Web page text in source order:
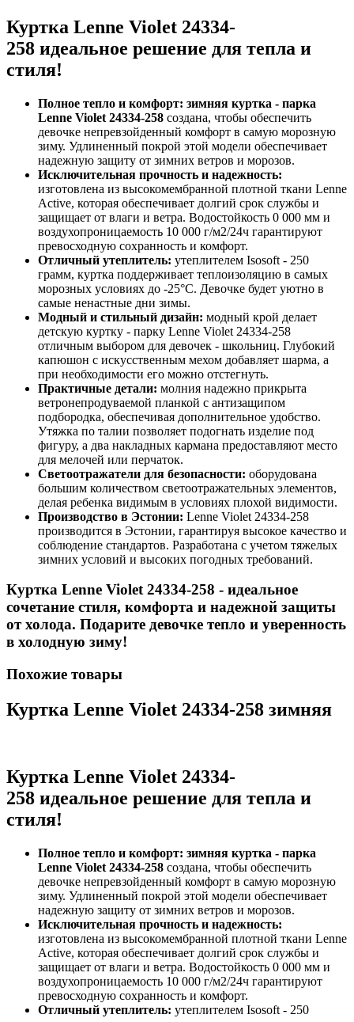
Куртка Lenne Violet 24334-
258 идеальное решение для тепла и
стиля!
Полное тепло и комфорт: зимняя куртка - парка
Lenne Violet 24334-258 создана, чтобы обеспечить
девочке непревзойденный комфорт в самую морозную
зиму. Удлиненный покрой этой модели обеспечивает
надежную защиту от зимних ветров и морозов.
Исключительная прочность и надежность:
изготовлена из высокомембранной плотной ткани Lenne
Active, которая обеспечивает долгий срок службы и
защищает от влаги и ветра. Водостойкость 0 000 мм и
воздухопроницаемость 10 000 г/м2/24ч гарантируют
превосходную сохранность и комфорт.
Отличный утеплитель: утеплителем Isosoft - 250
грамм, куртка поддерживает теплоизоляцию в самых
морозных условиях до -25°C. Девочке будет уютно в
самые ненастные дни зимы.
Модный и стильный дизайн: модный крой делает
детскую куртку - парку Lenne Violet 24334-258
отличным выбором для девочек - школьниц. Глубокий
капюшон с искусственным мехом добавляет шарма, а
при необходимости его можно отстегнуть.
Практичные детали: молния надежно прикрыта
ветронепродуваемой планкой с антизащипом
подбородка, обеспечивая дополнительное удобство.
Утяжка по талии позволяет подогнать изделие под
фигуру, а два накладных кармана предоставляют место
для мелочей или перчаток.
Светоотражатели для безопасности: оборудована
большим количеством светоотражательных элементов,
делая ребенка видимым в условиях плохой видимости.
Производство в Эстонии: Lenne Violet 24334-258
производится в Эстонии, гарантируя высокое качество и
соблюдение стандартов. Разработана с учетом тяжелых
зимних условий и высоких погодных требований.
Куртка Lenne Violet 24334-258 - идеальное
сочетание стиля, комфорта и надежной защиты
от холода. Подарите девочке тепло и уверенность
в холодную зиму!
Похожие товары
Куртка Lenne Violet 24334-258 зимняя
Куртка Lenne Violet 24334-
258 идеальное решение для тепла и
стиля!
Полное тепло и комфорт: зимняя куртка - парка
Lenne Violet 24334-258 создана, чтобы обеспечить
девочке непревзойденный комфорт в самую морозную
зиму. Удлиненный покрой этой модели обеспечивает
надежную защиту от зимних ветров и морозов.
Исключительная прочность и надежность:
изготовлена из высокомембранной плотной ткани Lenne
Active, которая обеспечивает долгий срок службы и
защищает от влаги и ветра. Водостойкость 0 000 мм и
воздухопроницаемость 10 000 г/м2/24ч гарантируют
превосходную сохранность и комфорт.
Отличный утеплитель: утеплителем Isosoft - 250